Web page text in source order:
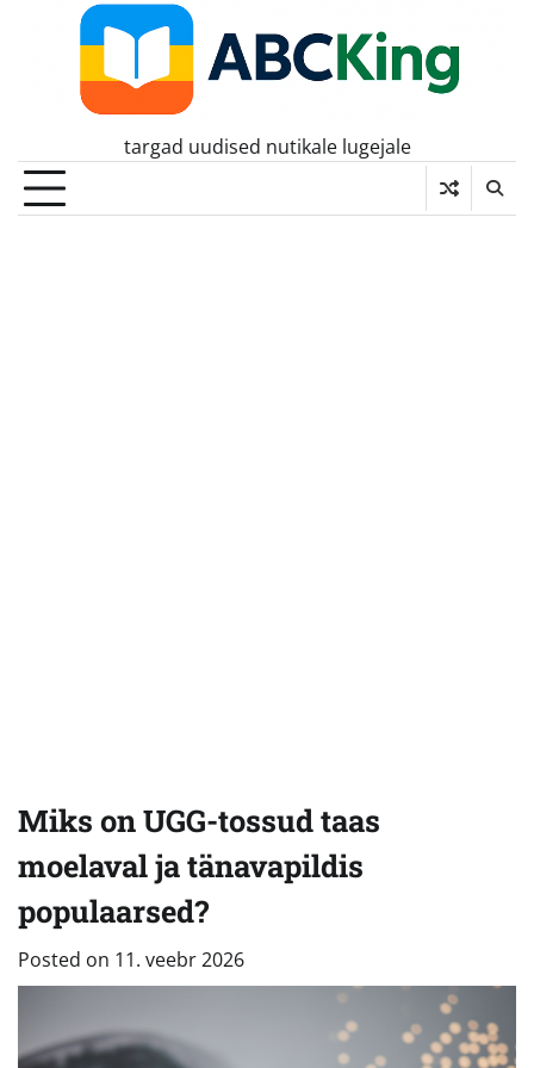
targad uudised nutikale lugejale
Miks on UGG-tossud taas
moelaval ja tänavapildis
populaarsed?
Posted on 11. veebr 2026